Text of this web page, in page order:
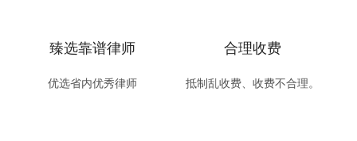
臻选靠谱律师
优选省内优秀律师
合理收费
抵制乱收费、收费不合理。